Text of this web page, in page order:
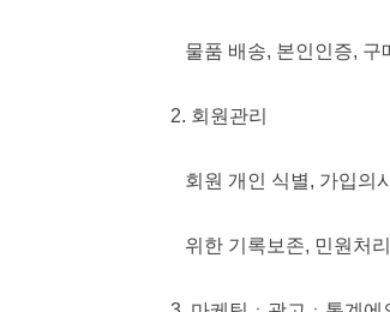
물품 배송, 본인인증, 구
2. 회원관리
회원 개인 식별, 가입의
위한 기록보존, 민원처